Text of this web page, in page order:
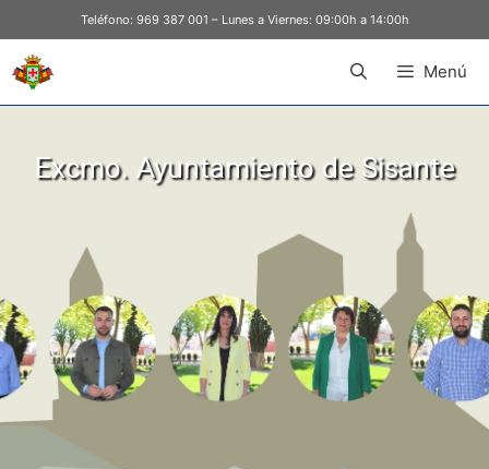
Teléfono: 969 387 001 – Lunes a Viernes: 09:00h a 14:00h
Menú
Excmo. Ayuntamiento de Sisante